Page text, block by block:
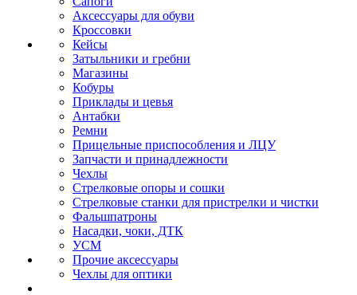
Аксессуары для обуви
Кроссовки
Кейсы
Затыльники и гребни
Магазины
Кобуры
Приклады и цевья
Антабки
Ремни
Прицельные приспособления и ЛЦУ
Запчасти и принадлежности
Чехлы
Стрелковые опоры и сошки
Стрелковые станки для пристрелки и чистки
Фальшпатроны
Насадки, чоки, ДТК
УСМ
Прочие аксессуары
Чехлы для оптики